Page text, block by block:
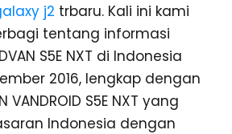
j2 trbaru. Kali ini kami
tentang informasi
S5E NXT di Indonesia
2016, lengkap dengan
VANDROID S5E NXT yang
Indonesia dengan